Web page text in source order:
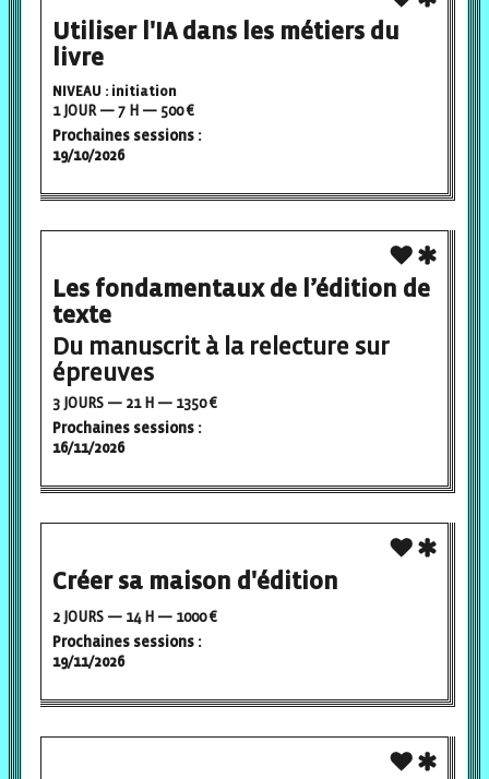
Utiliser l'IA dans les métiers du
livre
NIVEAU : initiation
1 JOUR — 7 H — 500 €
Prochaines sessions :
19/10/2026
Les fondamentaux de l’édition de
texte
Du manuscrit à la relecture sur
épreuves
3 JOURS — 21 H — 1350 €
Prochaines sessions :
16/11/2026
Créer sa maison d'édition
2 JOURS — 14 H — 1000 €
Prochaines sessions :
19/11/2026